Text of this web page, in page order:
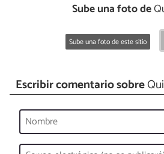
Sube una foto de
Sube una foto de este sitio
Escribir comentario sobre